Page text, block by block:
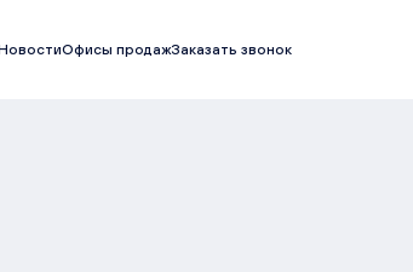
Офисы продажЗаказать звонок